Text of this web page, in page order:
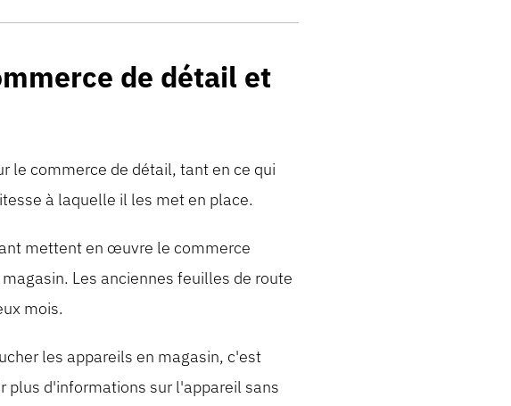
de détail et
le commerce de détail, tant en ce qui
à laquelle il les met en place.
mettent en œuvre le commerce
Les anciennes feuilles de route
mois.
les appareils en magasin, c'est
plus d'informations sur l'appareil sans